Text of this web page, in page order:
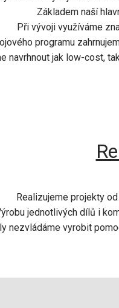
Základem naší
Při vývoji využíváme
programu
navrhnout jak low-cost,
Realizujeme projekty
jednotlivých dílů i
nezvládáme vyrobit